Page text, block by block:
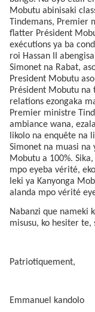
Mobutu abinisaki
Tindemans, Premier
flatter Président
exécutions ya ba
roi Hassan II
Simonet na Rabat,
President Mobutu
Président Mobutu na
relations ezongaka
Premier ministre
ambiance wana,
likolo na enquête na
Simonet na muasi na
Mobutu a 100%.
mpo eyeba vérité,
leki ya Kanyonga
alanda mpo vérité
Nabanzi que nameki
misusu, ko hesiter te,
Patriotiquement,
Emmanuel kandolo